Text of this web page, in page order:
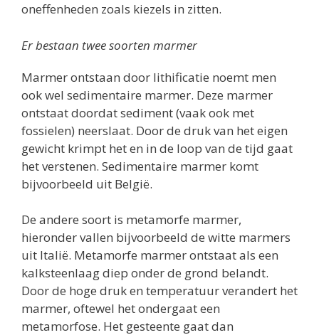
oneffenheden zoals kiezels in zitten.
Er bestaan twee soorten marmer
Marmer ontstaan door lithificatie noemt men
ook wel sedimentaire marmer. Deze marmer
ontstaat doordat sediment (vaak ook met
fossielen) neerslaat. Door de druk van het eigen
gewicht krimpt het en in de loop van de tijd gaat
het verstenen. Sedimentaire marmer komt
bijvoorbeeld uit België.
De andere soort is metamorfe marmer,
hieronder vallen bijvoorbeeld de witte marmers
uit Italië. Metamorfe marmer ontstaat als een
kalksteenlaag diep onder de grond belandt.
Door de hoge druk en temperatuur verandert het
marmer, oftewel het ondergaat een
metamorfose. Het gesteente gaat dan